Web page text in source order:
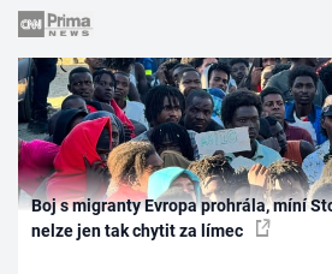
Boj s migranty Evropa prohrála, míní
nelze jen tak chytit za límec